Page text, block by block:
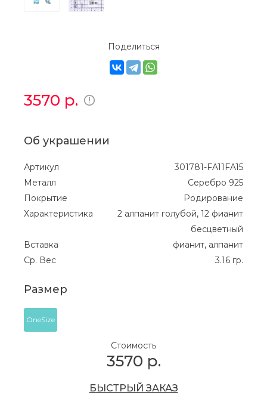
Поделиться
3570 р.
Об украшении
Артикул
301781-FA11FA15
Металл
Серебро 925
Покрытие
Родирование
Характеристика
2 алпанит голубой, 12 фианит
бесцветный
Вставка
фианит, алпанит
Ср. Вес
3.16 гр.
Размер
OneSize
Стоимость
3570 р.
БЫСТРЫЙ ЗАКАЗ